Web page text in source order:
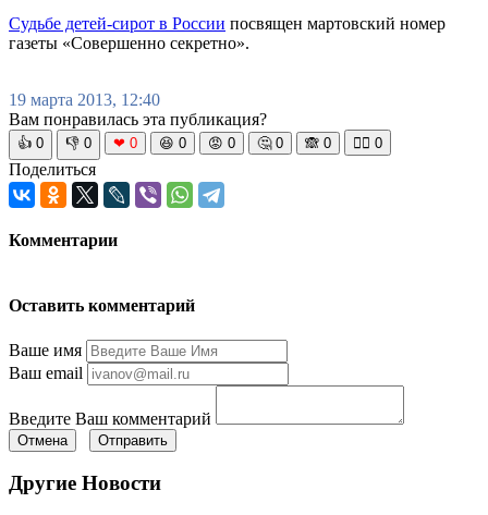
Судьбе детей-сирот в России посвящен мартовский номер
газеты «Совершенно секретно».
19 марта 2013, 12:40
Вам понравилась эта публикация?
👍 0 👎 0 ❤ 0 😆 0 😡 0 🤔 0 🙈 0 🧘‍♀️ 0
Поделиться
Комментарии
Оставить комментарий
Ваше имя
Ваш email
Введите Ваш комментарий
Отмена Отправить
Другие Новости